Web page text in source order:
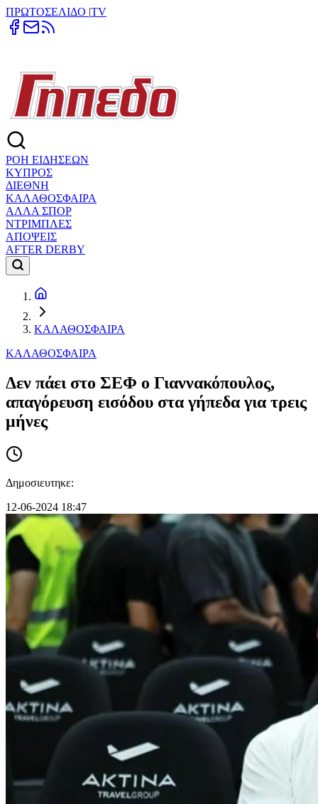
ΠΡΩΤΟΣΕΛΙΔΟ |TV
ΡΟΗ ΕΙΔΗΣΕΩΝ
ΚΥΠΡΟΣ
ΔΙΕΘΝΗ
ΚΑΛΑΘΟΣΦΑΙΡΑ
ΑΛΛΑ ΣΠΟΡ
ΝΤΡΙΜΠΛΕΣ
ΑΠΟΨΕΙΣ
AFTER DERBY
ΚΑΛΑΘΟΣΦΑΙΡΑ
ΚΑΛΑΘΟΣΦΑΙΡΑ
Δεν πάει στο ΣΕΦ o Γιαννακόπουλος,
απαγόρευση εισόδου στα γήπεδα για τρεις
μήνες
Δημοσιευτηκε:
12-06-2024 18:47